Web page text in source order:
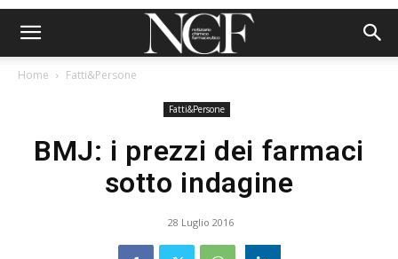
Home Fatti&Persone
Fatti&Persone
BMJ: i prezzi dei farmaci
sotto indagine
28 Luglio 2016